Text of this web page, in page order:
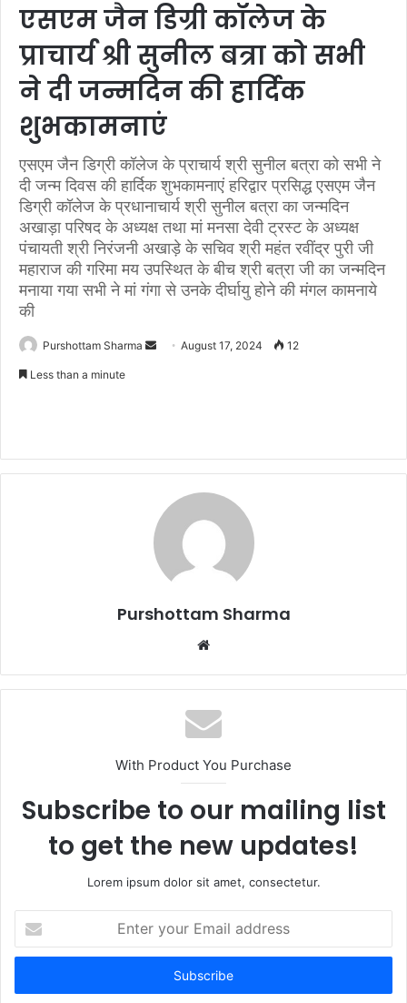
एसएम जैन डिग्री कॉलेज के
प्राचार्य श्री सुनील बत्रा को सभी
ने दी जन्मदिन की हार्दिक
शुभकामनाएं
एसएम जैन डिग्री कॉलेज के प्राचार्य श्री सुनील बत्रा को सभी ने
दी जन्म दिवस की हार्दिक शुभकामनाएं हरिद्वार प्रसिद्ध एसएम जैन
डिग्री कॉलेज के प्रधानाचार्य श्री सुनील बत्रा का जन्मदिन
अखाड़ा परिषद के अध्यक्ष तथा मां मनसा देवी ट्रस्ट के अध्यक्ष
पंचायती श्री निरंजनी अखाड़े के सचिव श्री महंत रवींद्र पुरी जी
महाराज की गरिमा मय उपस्थित के बीच श्री बत्रा जी का जन्मदिन
मनाया गया सभी ने मां गंगा से उनके दीर्घायु होने की मंगल कामनाये
की
Purshottam Sharma
e
a
l
August 17, 2024 12
Less than a minute
Purshottam Sharma
b
s
i
e
With Product You Purchase
Subscribe to our mailing list
to get the new updates!
Lorem ipsum dolor sit amet, consectetur.
t
r